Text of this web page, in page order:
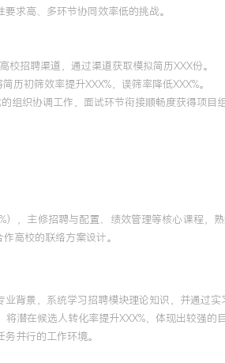
求高、多环节协同效率低的挑战。
校招聘渠道，通过渠道获取模拟简历XXX份。
历初筛效率提升XXX%，误筛率降低XXX%。
组织协调工作，面试环节衔接顺畅度获得项目
），主修招聘与配置、绩效管理等核心课程
高校的联络方案设计。
业背景，系统学习招聘模块理论知识，并通过
将潜在候选人转化率提升XXX%，体现出较强
并行的工作环境。